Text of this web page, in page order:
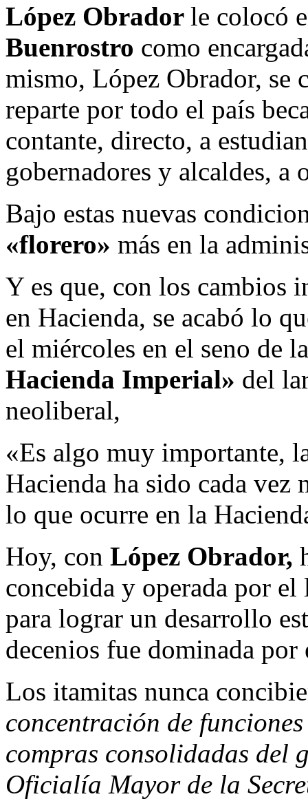
López Obrador le colocó
Buenrostro como
mismo, López Obrador, se
reparte por todo el país
contante, directo, a
gobernadores y alcaldes, a
Bajo estas nuevas
«florero» más en la
Y es que, con los cambios
en Hacienda, se acabó lo
el miércoles en el seno de
Hacienda Imperial» del
neoliberal,
«Es algo muy importante,
Hacienda ha sido cada
lo que ocurre en la
Hoy, con López Obrador,
concebida y operada por
para lograr un desarrollo
decenios fue dominada por
Los itamitas nunca
concentración de
compras consolidadas del
Oficialía Mayor de la